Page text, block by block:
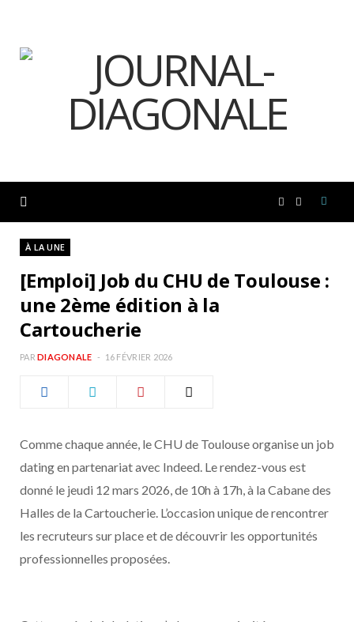
c
o
k
s
r
À LA UNE
[Emploi] Job du CHU de Toulouse :
une 2ème édition à la
Cartoucherie
PAR DIAGONALE 16 FÉVRIER 2026
Comme chaque année, le CHU de Toulouse organise un job
dating en partenariat avec Indeed. Le rendez-vous est
donné le jeudi 12 mars 2026, de 10h à 17h, à la Cabane des
Halles de la Cartoucherie. L’occasion unique de rencontrer
les recruteurs sur place et de découvrir les opportunités
professionnelles proposées.